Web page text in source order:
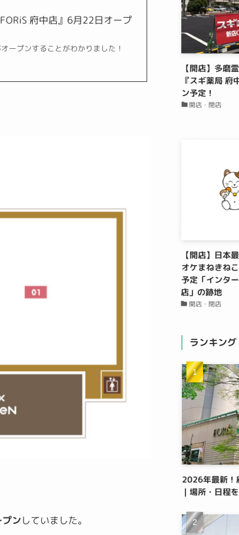
府中店』6月22日オープ
ープンすることがわかりました！
ンしていました。
【開店】多磨
『スギ薬局 府
ン予定！
開店・閉店
【開店】日本
オケまねきね
予定「インタ
店」の跡地
開店・閉店
ランキング
2026年最新！
｜場所・日程